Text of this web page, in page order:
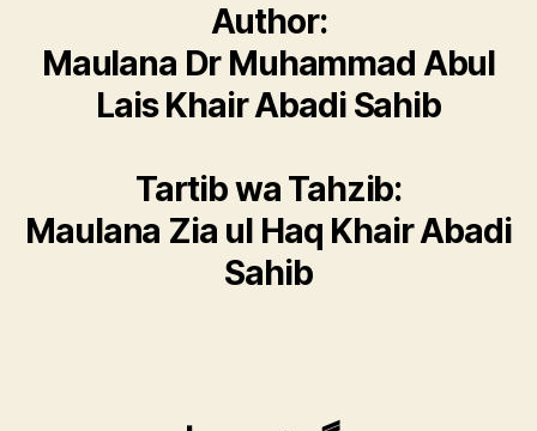
Author:
Maulana Dr Muhammad Abul
Lais Khair Abadi Sahib
Tartib wa Tahzib:
Maulana Zia ul Haq Khair Abadi
Sahib